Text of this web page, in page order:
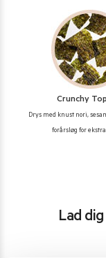
Crunchy
Drys med knust nori,
forårsløg for
Lad